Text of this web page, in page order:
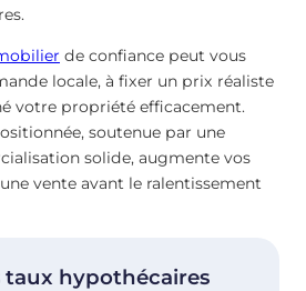
de confiance peut vous
locale, à fixer un prix réaliste
votre propriété efficacement.
soutenue par une
solide, augmente vos
vente avant le ralentissement
taux hypothécaires